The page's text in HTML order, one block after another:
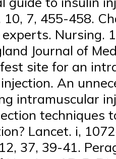
10, 7, 455-458.
Nursing.
Journal of
site for an
An
intramuscular
techniques
Lancet. i,
37, 39-41.